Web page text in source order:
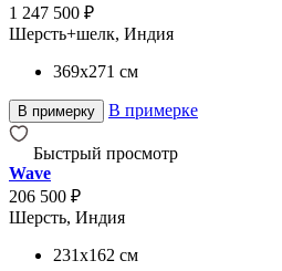
1 247 500 ₽
Шерсть+шелк, Индия
369x271 см
В примерку В примерке
Быстрый просмотр
Wave
206 500 ₽
Шерсть, Индия
231x162 см